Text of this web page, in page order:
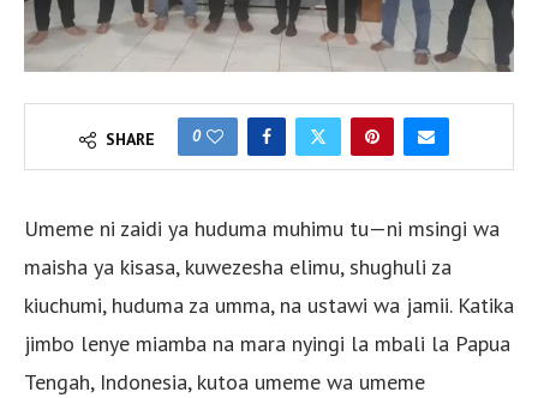
SHARE 0
Umeme ni zaidi ya huduma muhimu tu—ni msingi wa
maisha ya kisasa, kuwezesha elimu, shughuli za
kiuchumi, huduma za umma, na ustawi wa jamii. Katika
jimbo lenye miamba na mara nyingi la mbali la Papua
Tengah, Indonesia, kutoa umeme wa umeme